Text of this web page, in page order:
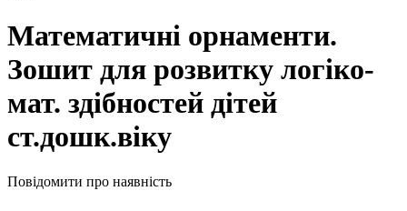
Математичні орнаменти.
Зошит для розвитку логіко-
мат. здібностей дітей
ст.дошк.віку
Повідомити про наявність